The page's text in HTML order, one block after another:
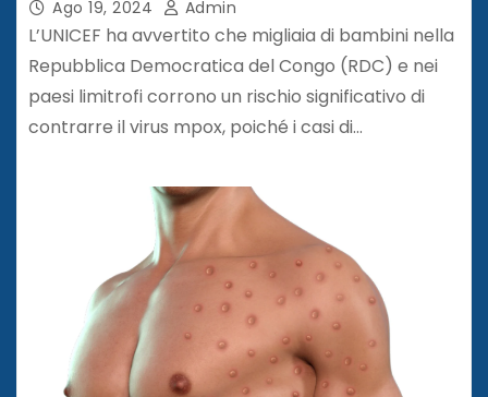
Ago 19, 2024 Admin
L’UNICEF ha avvertito che migliaia di bambini nella
Repubblica Democratica del Congo (RDC) e nei
paesi limitrofi corrono un rischio significativo di
contrarre il virus mpox, poiché i casi di…